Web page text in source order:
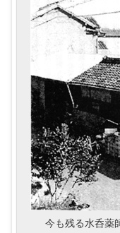
今も残る水呑薬